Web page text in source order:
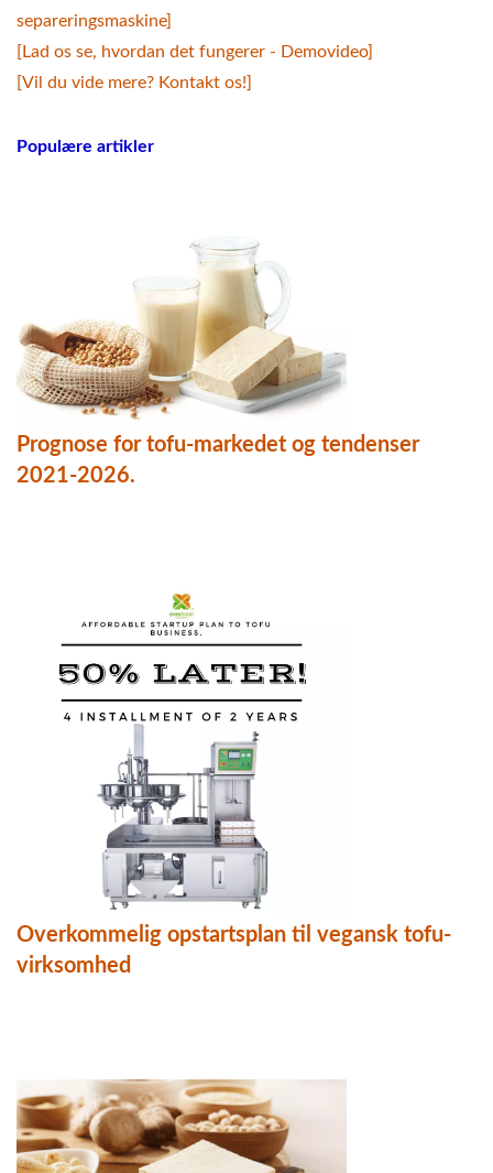
separeringsmaskine]
[Lad os se, hvordan det fungerer - Demovideo]
[Vil du vide mere? Kontakt os!]
Populære artikler
Prognose for tofu-markedet og tendenser
2021-2026.
Overkommelig opstartsplan til vegansk tofu-
virksomhed